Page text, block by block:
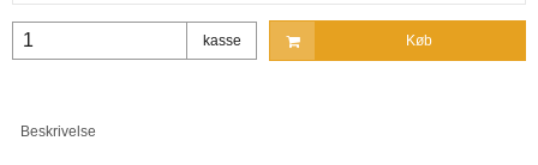
kasse Køb
Beskrivelse